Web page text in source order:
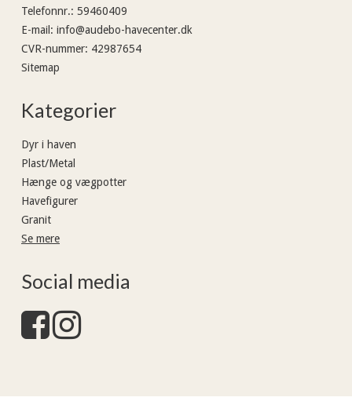
Telefonnr.: 59460409
E-mail : info@audebo-havecenter.dk
CVR-nummer: 42987654
Sitemap
Kategorier
Dyr i haven
Plast/Metal
Hænge og vægpotter
Havefigurer
Granit
Se mere
Social media